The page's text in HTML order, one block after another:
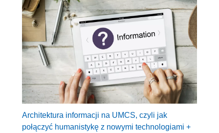
Architektura informacji na UMCS, czyli jak
połączyć humanistykę z nowymi technologiami +